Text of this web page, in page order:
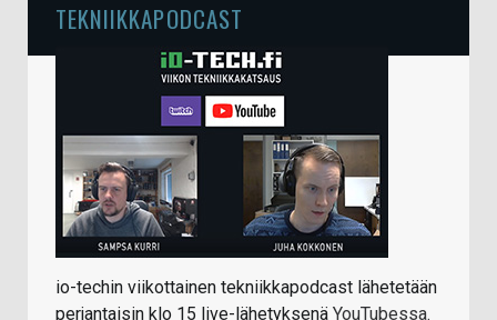
TEKNIIKKAPODCAST
io-techin viikottainen tekniikkapodcast lähetetään
perjantaisin klo 15 live-lähetyksenä YouTubessa.